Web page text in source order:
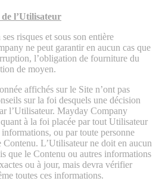
l’Utilisateur
risques et sous son entière
ne peut garantir en aucun cas que
l’obligation de fourniture du
de moyen.
affichés sur le Site n’ont pas
sur la foi desquels une décision
l’Utilisateur. Mayday Company
à la foi placée par tout Utilisateur
ou par toute personne
L’Utilisateur ne doit en aucun
que le Contenu ou autres informations
ou à jour, mais devra vérifier
toutes ces informations.